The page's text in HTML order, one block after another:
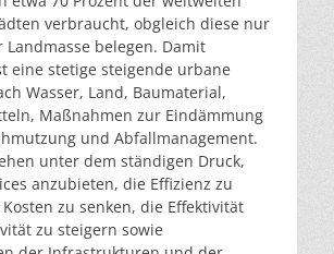
verbraucht, obgleich diese nur
Landmasse belegen. Damit
eine stetige steigende urbane
Wasser, Land, Baumaterial,
Maßnahmen zur Eindämmung
und Abfallmanagement.
unter dem ständigen Druck,
anzubieten, die Effizienz zu
zu senken, die Effektivität
zu steigern sowie